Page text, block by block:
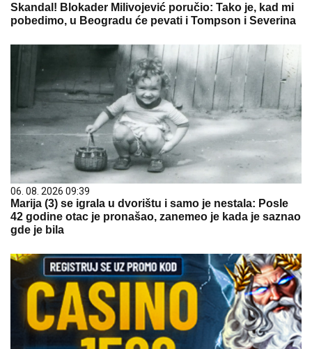
Skandal! Blokader Milivojević poručio: Tako je, kad mi
pobedimo, u Beogradu će pevati i Tompson i Severina
06. 08. 2026 09:39
Marija (3) se igrala u dvorištu i samo je nestala: Posle
42 godine otac je pronašao, zanemeo je kada je saznao
gde je bila